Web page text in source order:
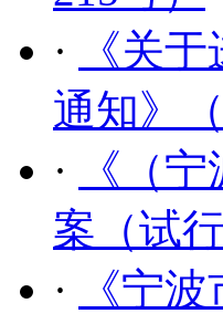
·
《关
通知》
·
《（
案（试
·
《宁